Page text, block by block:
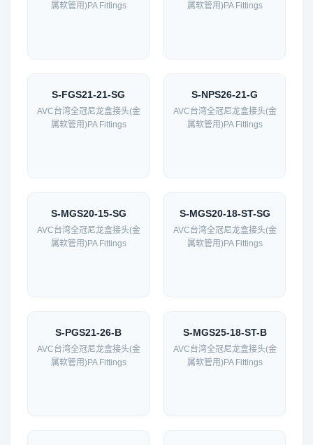
属软管用)PA Fittings
属软管用)PA Fittings
S-FGS21-21-SG
AVC台湾全冠尼龙盒接头(金
属软管用)PA Fittings
S-NPS26-21-G
AVC台湾全冠尼龙盒接头(金
属软管用)PA Fittings
S-MGS20-15-SG
AVC台湾全冠尼龙盒接头(金
属软管用)PA Fittings
S-MGS20-18-ST-SG
AVC台湾全冠尼龙盒接头(金
属软管用)PA Fittings
S-PGS21-26-B
AVC台湾全冠尼龙盒接头(金
属软管用)PA Fittings
S-MGS25-18-ST-B
AVC台湾全冠尼龙盒接头(金
属软管用)PA Fittings